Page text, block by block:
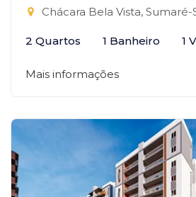
Chácara Bela Vista, Sumaré-
2 Quartos 1 Banheiro 1
Mais informações